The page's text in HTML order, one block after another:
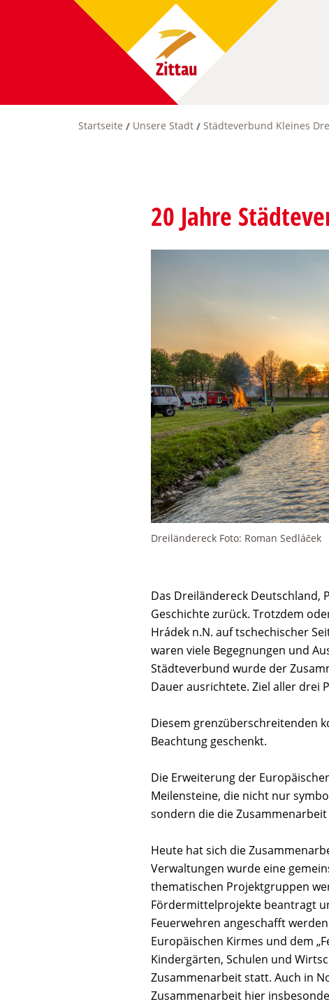
Startseite Unsere Stadt Städteverbund Kleines
20 Jahre
Dreiländereck Foto: Roman Sedláček
Das Dreiländereck Deutschland,
Geschichte zurück. Trotzdem
Hrádek n.N. auf tschechischer
waren viele Begegnungen und
Städteverbund wurde der
Dauer ausrichtete. Ziel aller drei
Diesem grenzüberschreitenden
Beachtung geschenkt.
Die Erweiterung der
Meilensteine, die nicht nur
sondern die die
Heute hat sich die
Verwaltungen wurde eine
thematischen Projektgruppen
Fördermittelprojekte beantragt
Feuerwehren angeschafft
Europäischen Kirmes und dem
Kindergärten, Schulen und
Zusammenarbeit statt. Auch in
Zusammenarbeit hier